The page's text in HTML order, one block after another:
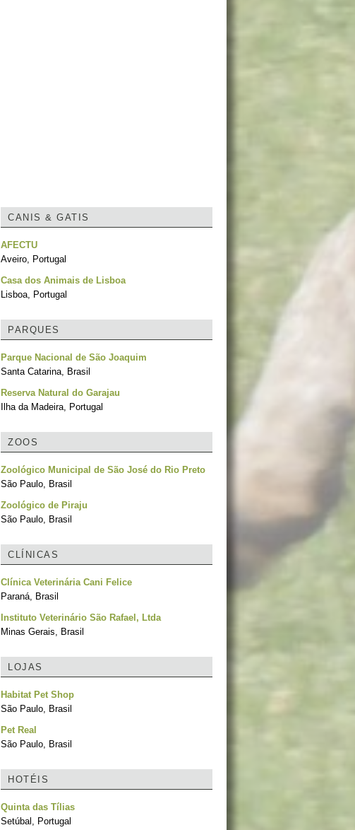
CANIS & GATIS
AFECTU
Aveiro, Portugal
Casa dos Animais de Lisboa
Lisboa, Portugal
PARQUES
Parque Nacional de São Joaquim
Santa Catarina, Brasil
Reserva Natural do Garajau
Ilha da Madeira, Portugal
ZOOS
Zoológico Municipal de São José do Rio Preto
São Paulo, Brasil
Zoológico de Piraju
São Paulo, Brasil
CLÍNICAS
Clínica Veterinária Cani Felice
Paraná, Brasil
Instituto Veterinário São Rafael, Ltda
Minas Gerais, Brasil
LOJAS
Habitat Pet Shop
São Paulo, Brasil
Pet Real
São Paulo, Brasil
HOTÉIS
Quinta das Tílias
Setúbal, Portugal